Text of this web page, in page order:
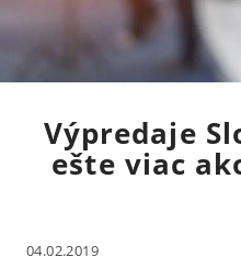
Výpredaje
ešte viac
04.02.2019